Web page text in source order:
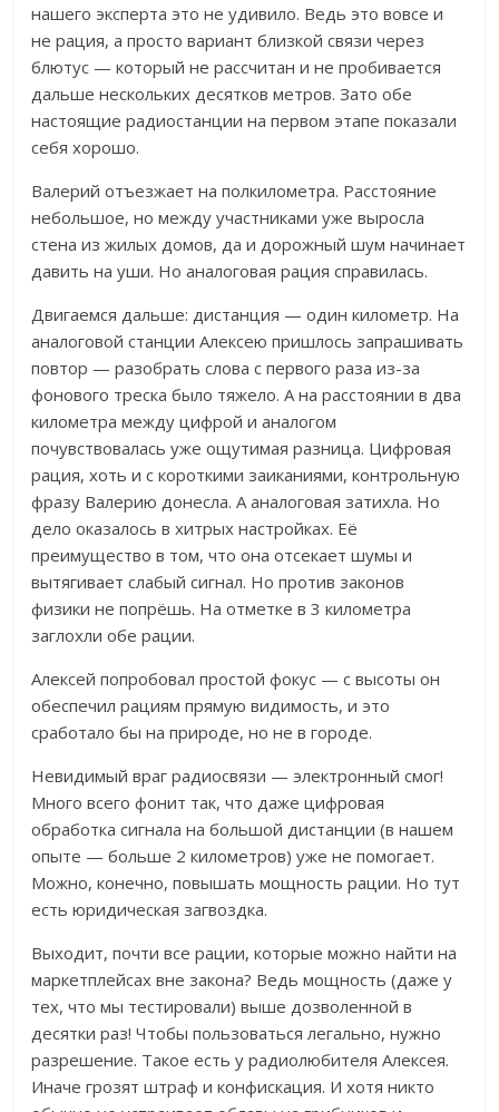
нашего эксперта это не удивило. Ведь это вовсе и
не рация, а просто вариант близкой связи через
блютус — который не рассчитан и не пробивается
дальше нескольких десятков метров.Зато обе
настоящие радиостанции на первом этапе показали
себя хорошо.
Валерий отъезжает на полкилометра. Расстояние
небольшое, но между участниками уже выросла
стена из жилых домов, да и дорожный шум начинает
давить на уши. Но аналоговая рация справилась.
Двигаемся дальше: дистанция — один километр. На
аналоговой станции Алексею пришлось запрашивать
повтор — разобрать слова с первого раза из-за
фонового треска было тяжело.А на расстоянии в два
километра между цифрой и аналогом
почувствовалась уже ощутимая разница. Цифровая
рация, хоть и с короткими заиканиями, контрольную
фразу Валерию донесла.А аналоговая затихла. Но
дело оказалось в хитрых настройках. Её
преимущество в том, что она отсекает шумы и
вытягивает слабый сигнал. Но против законов
физики не попрёшь. На отметке в 3 километра
заглохли обе рации.
Алексей попробовал простой фокус — с высоты он
обеспечил рациям прямую видимость, и это
сработало бы на природе, но не в городе.
Невидимый враг радиосвязи — электронный смог!
Много всего фонит так, что даже цифровая
обработка сигнала на большой дистанции (в нашем
опыте — больше 2 километров) уже не помогает.
Можно, конечно, повышать мощность рации. Но тут
есть юридическая загвоздка.
Выходит, почти все рации, которые можно найти на
маркетплейсах вне закона? Ведь мощность (даже у
тех, что мы тестировали) выше дозволенной в
десятки раз! Чтобы пользоваться легально, нужно
разрешение. Такое есть у радиолюбителя Алексея.
Иначе грозят штраф и конфискация. И хотя никто